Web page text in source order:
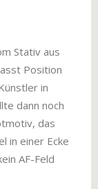
Stativ aus
Position
in
dann noch
das
in einer Ecke
AF-Feld